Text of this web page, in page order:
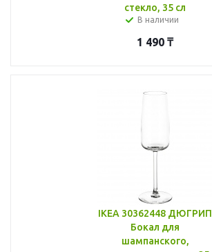
стекло, 35 сл
В наличии
1 490 ₸
IKEA 30362448 ДЮГРИП
Бокал для
шампанского,